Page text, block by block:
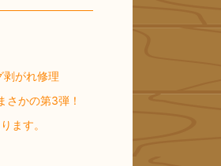
がれ修理
かの第3弾！
ます。